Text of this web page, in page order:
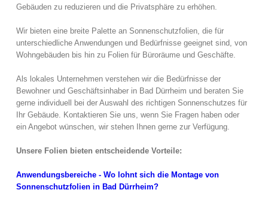
Gebäuden zu reduzieren und die Privatsphäre zu erhöhen.
Wir bieten eine breite Palette an Sonnenschutzfolien, die für
unterschiedliche Anwendungen und Bedürfnisse geeignet sind, von
Wohngebäuden bis hin zu Folien für Büroräume und Geschäfte.
Als lokales Unternehmen verstehen wir die Bedürfnisse der
Bewohner und Geschäftsinhaber in Bad Dürrheim und beraten Sie
gerne individuell bei der Auswahl des richtigen Sonnenschutzes für
Ihr Gebäude. Kontaktieren Sie uns, wenn Sie Fragen haben oder
ein Angebot wünschen, wir stehen Ihnen gerne zur Verfügung.
Unsere Folien bieten entscheidende Vorteile:
Anwendungsbereiche - Wo lohnt sich die Montage von
Sonnenschutzfolien in Bad Dürrheim?